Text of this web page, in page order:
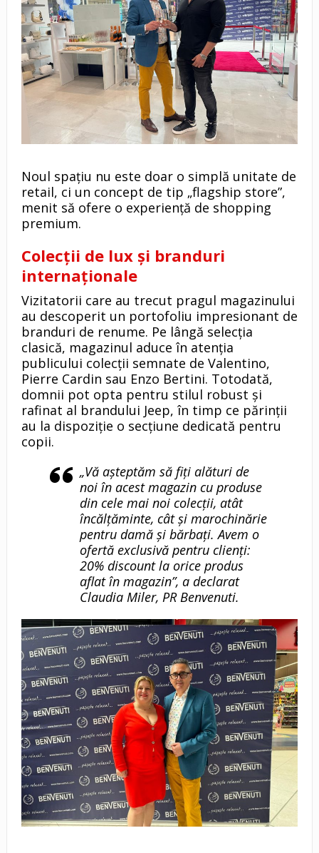
Noul spațiu nu este doar o simplă unitate de
retail, ci un concept de tip „flagship store”,
menit să ofere o experiență de shopping
premium.
Colecții de lux și branduri
internaționale
Vizitatorii care au trecut pragul magazinului
au descoperit un portofoliu impresionant de
branduri de renume. Pe lângă selecția
clasică, magazinul aduce în atenția
publicului colecții semnate de Valentino,
Pierre Cardin sau Enzo Bertini. Totodată,
domnii pot opta pentru stilul robust și
rafinat al brandului Jeep, în timp ce părinții
au la dispoziție o secțiune dedicată pentru
copii.
„Vă așteptăm să fiți alături de
noi în acest magazin cu produse
din cele mai noi colecții, atât
încălțăminte, cât și marochinărie
pentru damă și bărbați. Avem o
ofertă exclusivă pentru clienți:
20% discount la orice produs
aflat în magazin”, a declarat
Claudia Miler, PR Benvenuti.